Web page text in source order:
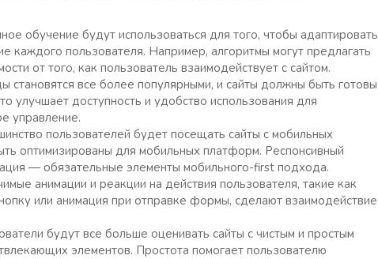
обучение будут использоваться для того, чтобы адаптировать
пользователя. Например, алгоритмы могут предлагать
от того, как пользователь взаимодействует с сайтом.
становятся все более популярными, и сайты должны быть готовы
улучшает доступность и удобство использования для
управление.
пользователей будет посещать сайты с мобильных
оптимизированы для мобильных платформ. Респонсивный
— обязательные элементы мобильного-first подхода.
анимации и реакции на действия пользователя, такие как
или анимация при отправке формы, сделают взаимодействие
будут все больше оценивать сайты с чистым и простым
элементов. Простота помогает пользователю